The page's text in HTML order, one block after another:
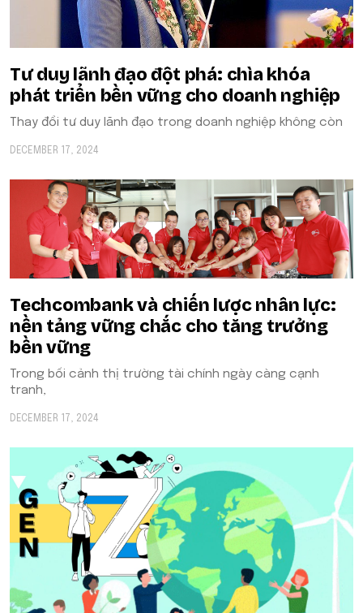
Tư duy lãnh đạo đột phá: chìa khóa
phát triển bền vững cho doanh nghiệp
Thay đổi tư duy lãnh đạo trong doanh nghiệp không còn
DECEMBER 17, 2024
Techcombank và chiến lược nhân lực:
nền tảng vững chắc cho tăng trưởng
bền vững
Trong bối cảnh thị trường tài chính ngày càng cạnh
tranh,
DECEMBER 17, 2024